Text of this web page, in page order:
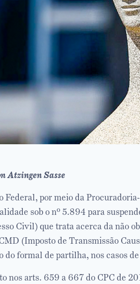
Atzingen Sasse
Federal, por meio da
sob o nº 5.894 para
Civil) que trata acerca da não
(Imposto de Transmissão
do formal de partilha, nos casos
nos arts. 659 a 667 do CPC de